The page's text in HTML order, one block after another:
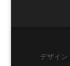
デザイン